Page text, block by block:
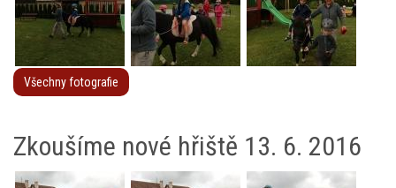
Všechny fotografie
Zkoušíme nové hřiště 13. 6. 2016